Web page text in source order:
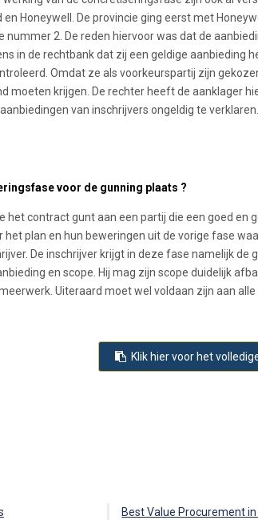
Honeywell. De provincie ging eerst met
nummer 2. De reden hiervoor was dat de
in de rechtbank dat zij een geldige aanbieding
Omdat ze als voorkeurspartij zijn
moeten krijgen. De rechter heeft de aanklager
van inschrijvers ongeldig te
voor de gunning plaats ?
het contract gunt aan een partij die een goed en
plan en hun beweringen uit de vorige fase
De inschrijver krijgt in deze fase namelijk
en scope. Hij mag zijn scope duidelijk
Uiteraard moet wel voldaan zijn aan alle
Klik hier voor het
Best Value Procurement